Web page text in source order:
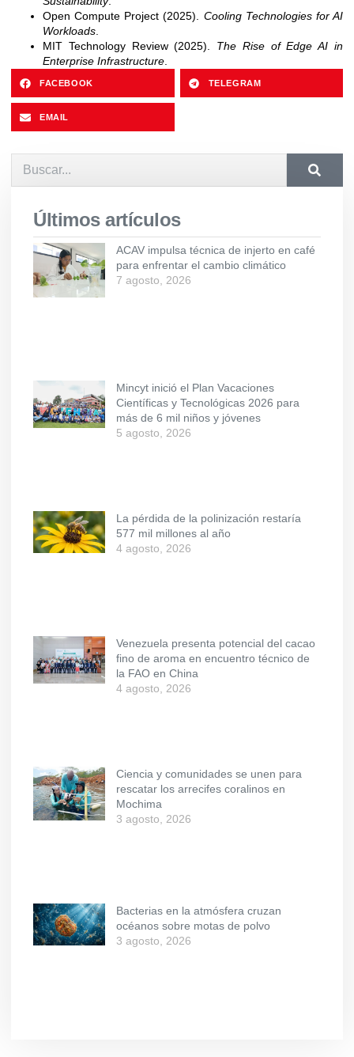
Open Compute Project (2025). Cooling Technologies for AI
Workloads.
MIT Technology Review (2025). The Rise of Edge AI in
Enterprise Infrastructure.
FACEBOOK TELEGRAM
EMAIL
Últimos artículos
ACAV impulsa técnica de injerto en café
para enfrentar el cambio climático
7 agosto, 2026
Mincyt inició el Plan Vacaciones
Científicas y Tecnológicas 2026 para
más de 6 mil niños y jóvenes
5 agosto, 2026
La pérdida de la polinización restaría
577 mil millones al año
4 agosto, 2026
Venezuela presenta potencial del cacao
fino de aroma en encuentro técnico de
la FAO en China
4 agosto, 2026
Ciencia y comunidades se unen para
rescatar los arrecifes coralinos en
Mochima
3 agosto, 2026
Bacterias en la atmósfera cruzan
océanos sobre motas de polvo
3 agosto, 2026